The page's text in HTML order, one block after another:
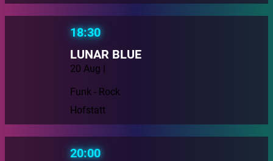
18:30
LUNAR BLUE
20 Aug |
Funk - Rock
Hofstatt
20:00